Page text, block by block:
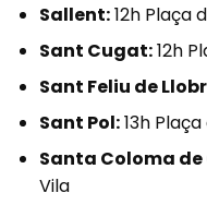
Sallent:12h Plaça
Sant Cugat:12h
Sant Feliu de
Sant Pol:13h
Santa Coloma
Vila